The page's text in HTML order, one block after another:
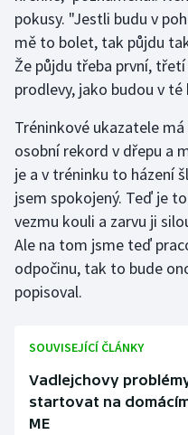
Motorsport
Olympijské hry
Parasport
Plavání
Plážový volejbal
Ragby
Rychlobruslení
Short track
Sportovní střelba
pokusy. "Jestli budu v
mě to bolet, tak půjdu
Že půjdu třeba první,
prodlevy, jako budou v té
Tréninkové ukazatele
osobní rekord v dřepu a
je a v tréninku to házení
jsem spokojený. Teď je
vezmu kouli a zarvu ji
Ale na tom jsme teď
odpočinu, tak to bude
popisoval.
SOUVISEJÍCÍ ČLÁNKY
Vadlejchovy
startovat na
ME